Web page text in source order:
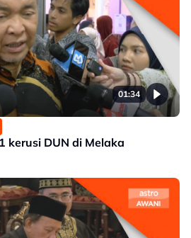
01:34
kerusi DUN di Melaka